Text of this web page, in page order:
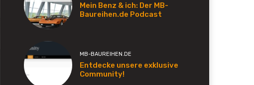
Mein Benz & ich: Der MB-
Baureihen.de Podcast
MB-BAUREIHEN.DE
Entdecke unsere exklusive
Community!